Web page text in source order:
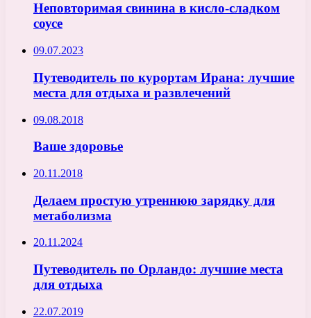
Неповторимая свинина в кисло-сладком
соусе
09.07.2023
Путеводитель по курортам Ирана: лучшие
места для отдыха и развлечений
09.08.2018
Ваше здоровье
20.11.2018
Делаем простую утреннюю зарядку для
метаболизма
20.11.2024
Путеводитель по Орландо: лучшие места
для отдыха
22.07.2019